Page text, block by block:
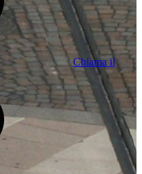
Chiama il